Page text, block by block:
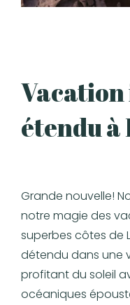
Vacation
étendu à
Grande nouvelle!
notre magie des
superbes côtes de
détendu dans une
profitant du soleil
océaniques